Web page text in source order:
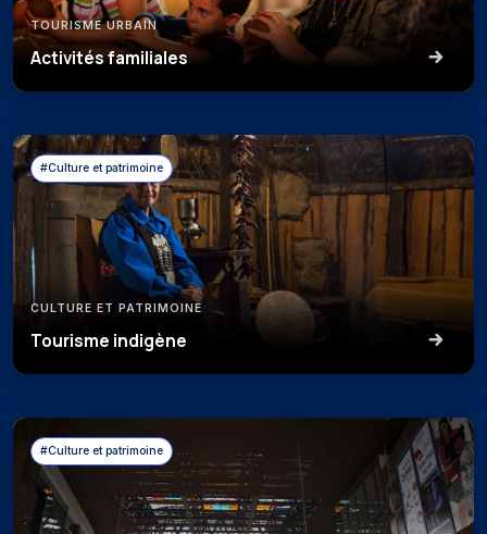
TOURISME URBAIN
Activités familiales
#Culture et patrimoine
CULTURE ET PATRIMOINE
Tourisme indigène
#Culture et patrimoine